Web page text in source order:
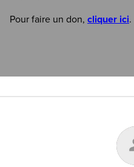
Pour faire un don, cliquer ici.